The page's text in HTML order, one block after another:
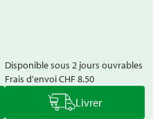
Disponible sous 2 jours ouvrables
Frais d'envoiCHF 8.50
Livrer